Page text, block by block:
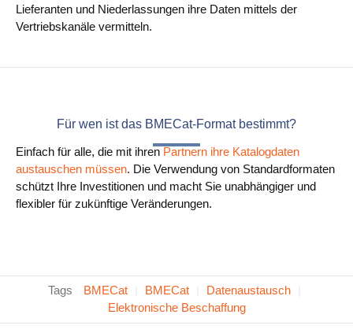
Lieferanten und Niederlassungen ihre Daten mittels der
Vertriebskanäle vermitteln.
Für wen ist das BMECat-Format bestimmt?
Einfach für alle, die mit ihren Partnern ihre Katalogdaten
austauschen müssen. Die Verwendung von Standardformaten
schützt Ihre Investitionen und macht Sie unabhängiger und
flexibler für zukünftige Veränderungen.
Tags BMECat BMECat Datenaustausch
Elektronische Beschaffung